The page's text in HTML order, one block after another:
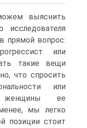
выяснить
прямой вопрос:
или
такие вещи
что спросить
или
женщины ее
мы легко
позиции стоит